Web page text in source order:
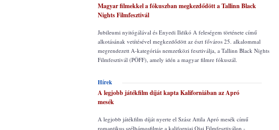
Magyar filmekkel a fókuszban megkezdődött a Tallinn Black
Nights Filmfesztivál
Jubileumi nyitógálával és Enyedi Ildikó A feleségem története című
alkotásának vetítésével megkezdődött az észt főváros 25. alkalommal
megrendezett A-kategóriás nemzetközi fesztiválja, a Tallinn Black Nights
Filmfesztivál (PÖFF), amely idén a magyar filmre fókuszál.
Hírek
A legjobb játékfilm díját kapta Kaliforniában az Apró
mesék
A legjobb játékfilm díját nyerte el Szász Attila Apró mesék című
romantikus szélhámosfilmje a kaliforniai Ojai Filmfesztiválon -